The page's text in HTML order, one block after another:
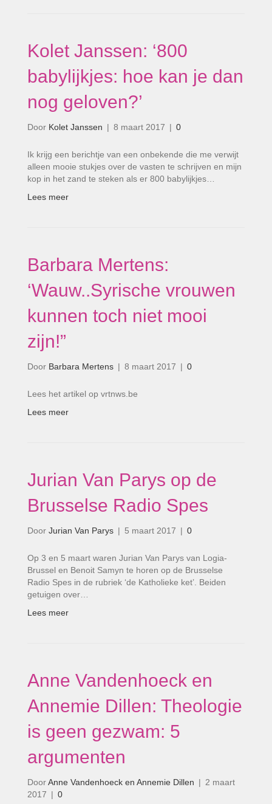
Kolet Janssen: ‘800
babylijkjes: hoe kan je dan
nog geloven?’
Door Kolet Janssen | 8 maart 2017 | 0
Ik krijg een berichtje van een onbekende die me verwijt
alleen mooie stukjes over de vasten te schrijven en mijn
kop in het zand te steken als er 800 babylijkjes…
Lees meer
Barbara Mertens:
‘Wauw..Syrische vrouwen
kunnen toch niet mooi
zijn!”
Door Barbara Mertens | 8 maart 2017 | 0
Lees het artikel op vrtnws.be
Lees meer
Jurian Van Parys op de
Brusselse Radio Spes
Door Jurian Van Parys | 5 maart 2017 | 0
Op 3 en 5 maart waren Jurian Van Parys van Logia-
Brussel en Benoit Samyn te horen op de Brusselse
Radio Spes in de rubriek ‘de Katholieke ket’. Beiden
getuigen over…
Lees meer
Anne Vandenhoeck en
Annemie Dillen: Theologie
is geen gezwam: 5
argumenten
DoorAnne Vandenhoeck en Annemie Dillen | 2 maart
2017 | 0